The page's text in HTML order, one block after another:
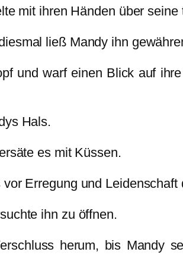
mit ihren Händen über seine
ließ Mandy ihn
und warf einen Blick auf
Hals.
es mit Küssen.
Erregung und Leidenschaft
ihn zu öffnen.
herum, bis Mandy